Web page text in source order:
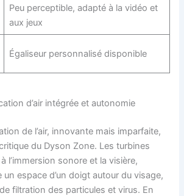
Peu perceptible, adapté à la vidéo et
aux jeux
Égaliseur personnalisé disponible
d’air intégrée et autonomie
de l’air, innovante mais imparfaite,
du Dyson Zone. Les turbines
l’immersion sonore et la visière,
espace d’un doigt autour du visage,
filtration des particules et virus. En